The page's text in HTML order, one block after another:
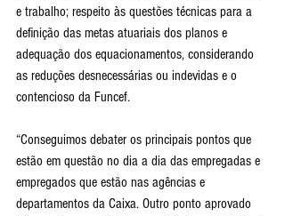
e trabalho; respeito às questões técnicas para a
definição das metas atuariais dos planos e
adequação dos equacionamentos, considerando
as reduções desnecessárias ou indevidas e o
contencioso da Funcef.
“Conseguimos debater os principais pontos que
estão em questão no dia a dia das empregadas e
empregados que estão nas agências e
departamentos da Caixa. Outro ponto aprovado